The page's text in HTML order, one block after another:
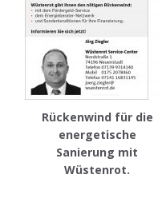
Rückenwind für die
energetische
Sanierung mit
Wüstenrot.